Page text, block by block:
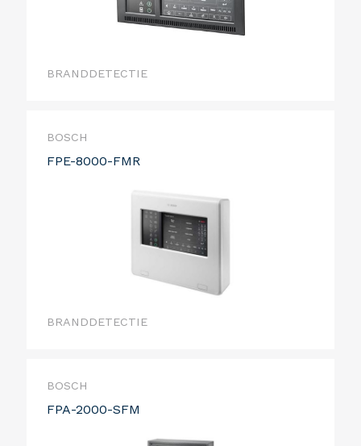
BRANDDETECTIE
BOSCH
FPE-8000-FMR
BRANDDETECTIE
BOSCH
FPA-2000-SFM